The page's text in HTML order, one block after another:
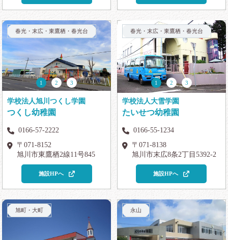
春光・末広・東鷹栖・春光台
1 2 3
学校法人旭川つくし学園
つくし幼稚園
0166-57-2222
〒071-8152
旭川市東鷹栖2線11号845
施設HPへ
春光・末広・東鷹栖・春光台
1 2 3
学校法人大雪学園
たいせつ幼稚園
0166-55-1234
〒071-8138
旭川市末広8条2丁目5392-2
施設HPへ
旭町・大町 永山